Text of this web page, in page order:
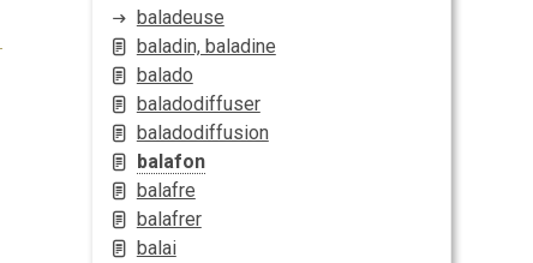
baladeuse
baladin, baladine
balado
baladodiffuser
baladodiffusion
balafon
balafre
balafrer
balai